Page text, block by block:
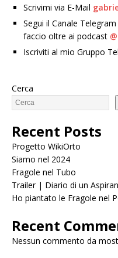
Scrivimi via E-Mail
Segui il Canale
faccio oltre ai podcast
Iscriviti al mio Gruppo
Cerca
Recent Posts
Progetto WikiOrto
Siamo nel 2024
Fragole nel Tubo
Trailer | Diario di un
Ho piantato le Fragole nel
Recent
Nessun commento da